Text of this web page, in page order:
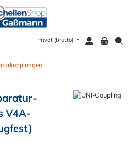
Privat (brutto)
V4A-